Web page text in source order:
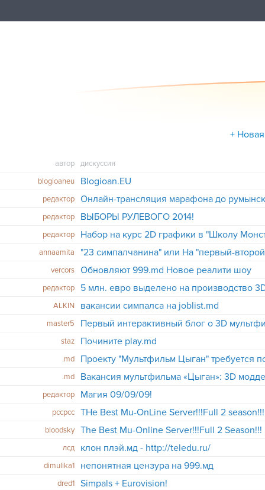
+
автор
дискуссия
blogioaneu
Blogioan.EU
редактор Онлайн-трансляция марафона до
редактор ВЫБОРЫ РУЛЕВОГО 2014!
редактор
annaamita
"23 симпалчанина" или На "первый-
vercors Обновляют 999.md Новое реалити шоу
редактор
ALKIN
вакансии симпалса на joblist.md
master5 Первый интерактивный блог о 3D
staz Почините play.md
.md Проекту "Мультфильм Цыган" требуется
.md Вакансия мультфильма «Цыган»: 3D
редактор Магия 09/09/09!
pccpcc THe Best Mu-OnLine Server!!!Full 2
bloodsky
лсд
клон плэй.мд - http://teledu.ru/
dimulika1 непонятная цензура на 999.мд
dred1 Simpals + Eurovision!